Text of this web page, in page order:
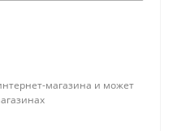
магазина и может